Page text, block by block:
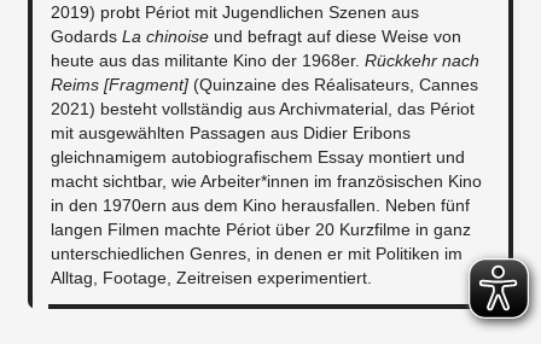
2019) probt Périot mit Jugendlichen Szenen aus
Godards La chinoise und befragt auf diese Weise von
heute aus das militante Kino der 1968er. Rückkehr nach
Reims [Fragment] (Quinzaine des Réalisateurs, Cannes
2021) besteht vollständig aus Archivmaterial, das Périot
mit ausgewählten Passagen aus Didier Eribons
gleichnamigem autobiografischem Essay montiert und
macht sichtbar, wie Arbeiter*innen im französischen Kino
in den 1970ern aus dem Kino herausfallen. Neben fünf
langen Filmen machte Périot über 20 Kurzfilme in ganz
unterschiedlichen Genres, in denen er mit Politiken im
Alltag, Footage, Zeitreisen experimentiert.